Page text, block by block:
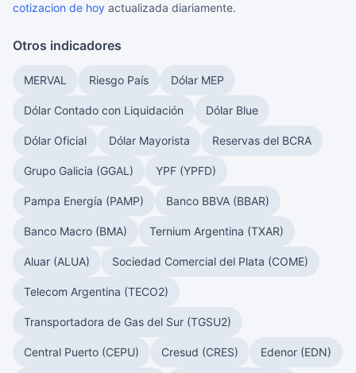
cotizacion de hoy actualizada diariamente.
Otros indicadores
MERVAL Riesgo País Dólar MEP
Dólar Contado con Liquidación Dólar Blue
Dólar Oficial Dólar Mayorista Reservas del BCRA
Grupo Galicia (GGAL) YPF (YPFD)
Pampa Energía (PAMP) Banco BBVA (BBAR)
Banco Macro (BMA) Ternium Argentina (TXAR)
Aluar (ALUA) Sociedad Comercial del Plata (COME)
Telecom Argentina (TECO2)
Transportadora de Gas del Sur (TGSU2)
Central Puerto (CEPU) Cresud (CRES) Edenor (EDN)